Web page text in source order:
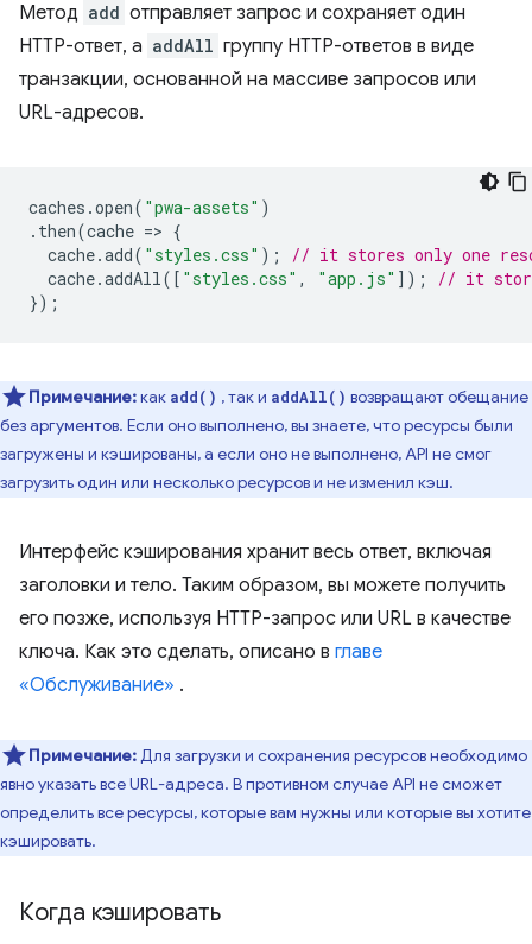
Метод add отправляет запрос и сохраняет один
HTTP-ответ, а addAll группу HTTP-ответов в виде
транзакции, основанной на массиве запросов или
URL-адресов.
caches .open( "pwa-assets" )
. then(cache => {
cache.add( "styles.css" );
// it stores only one
cache.addAll([ "styles.css" , "app.js" ]);
// it
});
Примечание:как add() , так и addAll() возвращают обещание
без аргументов. Если оно выполнено, вы знаете, что ресурсы были
загружены и кэшированы, а если оно не выполнено, API не смог
загрузить один или несколько ресурсов и не изменил кэш.
Интерфейс кэширования хранит весь ответ, включая
заголовки и тело. Таким образом, вы можете получить
его позже, используя HTTP-запрос или URL в качестве
ключа. Как это сделать, описано в главе
«Обслуживание» .
Примечание:Для загрузки и сохранения ресурсов необходимо
явно указать все URL-адреса. В противном случае API не сможет
определить все ресурсы, которые вам нужны или которые вы хотите
кэшировать.
Когда кэшировать